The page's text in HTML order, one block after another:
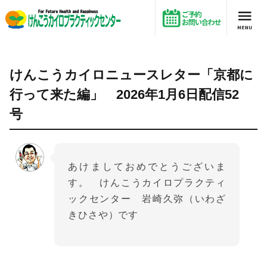
けんこうカイロニュースレター「京都に行って来た編」 2026年1月6日配信52号
けんこうカイロニュースレター「京都に
行って来た編」 2026年1月6日配信52
号
あけましておめでとうございま
す。 けんこうカイロプラクティ
ックセンター 岩崎久弥（いわざ
きひさや）です